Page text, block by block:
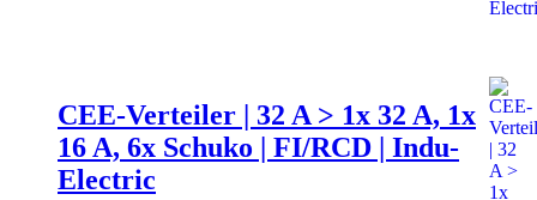
CEE-Verteiler | 32 A > 1x 32 A, 1x
16 A, 6x Schuko | FI/RCD | Indu-
Electric